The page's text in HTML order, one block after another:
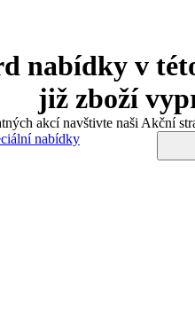
nabídky v
již zboží
akcí navštivte naši Akční
nabídky